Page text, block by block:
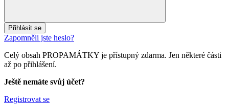
Přihlásit se
Zapomněli jste heslo?
Celý obsah PROPAMÁTKY je přístupný zdarma. Jen některé části
až po přihlášení.
Ještě nemáte svůj účet?
Registrovat se